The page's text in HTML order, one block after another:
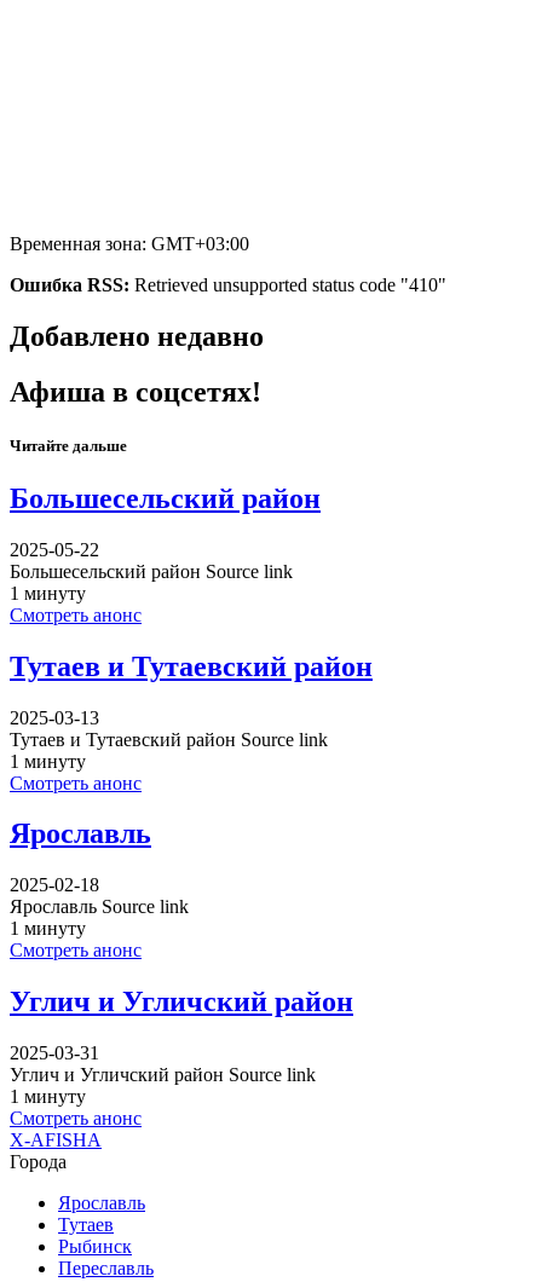
Временная зона: GMT+03:00
Ошибка RSS: Retrieved unsupported status code "410"
Добавлено недавно
Афиша в соцсетях!
Читайте дальше
Большесельский район
2025-05-22
Большесельский район Source link
1 минуту
Смотреть анонс
Тутаев и Тутаевский район
2025-03-13
Тутаев и Тутаевский район Source link
1 минуту
Смотреть анонс
Ярославль
2025-02-18
Ярославль Source link
1 минуту
Смотреть анонс
Углич и Угличский район
2025-03-31
Углич и Угличский район Source link
1 минуту
Смотреть анонс
X-AFISHA
Города
Ярославль
Тутаев
Рыбинск
Переславль